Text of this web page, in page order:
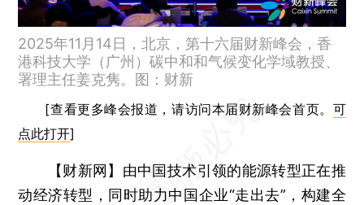
2025年11月14日，北京，第十六届财新峰会，香
港科技大学（广州）碳中和和气候变化学域教授、
署理主任姜克隽。图：财新
[查看更多峰会报道，请访问本届财新峰会首页。 可
点此打开]
【财新网】 由中国技术引领的能源转型正在推
动经济转型，同时助力中国企业“走出去”，构建全